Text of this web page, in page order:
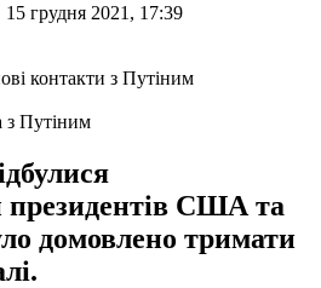
грудня 2021, 17:39
з Путіним
президентів США та
домовлено тримати